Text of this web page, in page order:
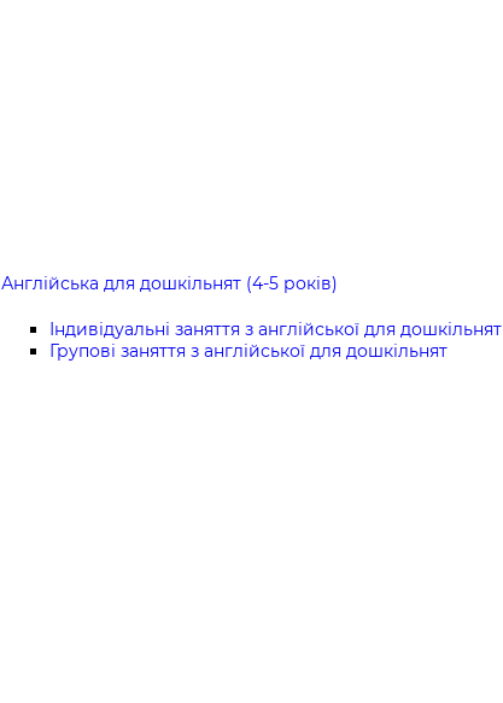
Англійська для дошкільнят (4-5 років)
Індивідуальні заняття з англійської для дошкільнят
Групові заняття з англійської для дошкільнят